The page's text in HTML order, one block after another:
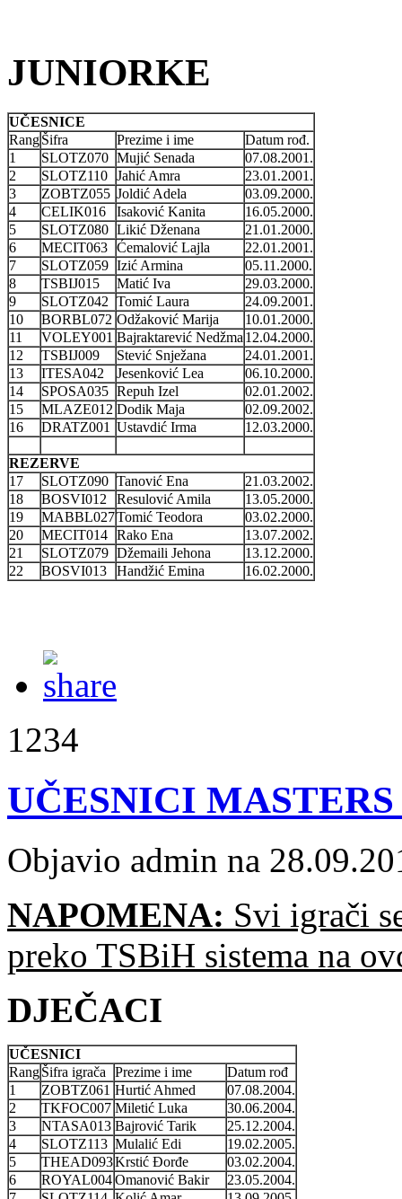
JUNIORKE
UČESNICE
RangŠifra Prezime i ime
Datum rođ.
1
SLOTZ070 Mujić Senada
07.08.2001.
2
SLOTZ110 Jahić Amra
23.01.2001.
3
ZOBTZ055 Joldić Adela
03.09.2000.
4
CELIK016 Isaković Kanita
16.05.2000.
5
SLOTZ080 Likić Dženana
21.01.2000.
6
MECIT063 Ćemalović Lajla
22.01.2001.
7
SLOTZ059 Izić Armina
05.11.2000.
8
TSBIJ015 Matić Iva
29.03.2000.
9
SLOTZ042 Tomić Laura
24.09.2001.
10
BORBL072 Odžaković Marija
10.01.2000.
11
VOLEY001 Bajraktarević Nedžma 12.04.2000.
12
TSBIJ009 Stević Snježana
24.01.2001.
13
ITESA042 Jesenković Lea
06.10.2000.
14
SPOSA035 Repuh Izel
02.01.2002.
15
MLAZE012 Dodik Maja
02.09.2002.
16
DRATZ001 Ustavdić Irma 12.03.2000.
REZERVE
17
SLOTZ090 Tanović Ena
21.03.2002.
18
BOSVI012 Resulović Amila
13.05.2000.
19
MABBL027Tomić Teodora
03.02.2000.
20
MECIT014 Rako Ena
13.07.2002.
21
SLOTZ079 Džemaili Jehona
13.12.2000.
22
BOSVI013 Handžić Emina 16.02.2000.
1234
UČESNICI MASTERS
Objavio admin na
NAPOMENA: Svi igrači
preko TSBiH sistema na
DJEČACI
UČESNICI
RangŠifra igrača Prezime i ime
Datum rođ
1
ZOBTZ061 Hurtić Ahmed
07.08.2004.
2
TKFOC007 Miletić Luka
30.06.2004.
3
NTASA013 Bajrović Tarik
25.12.2004.
4
SLOTZ113 Mulalić Edi
19.02.2005.
5
THEAD093Krstić Đorđe
03.02.2004.
6
ROYAL004Omanović Bakir
23.05.2004.